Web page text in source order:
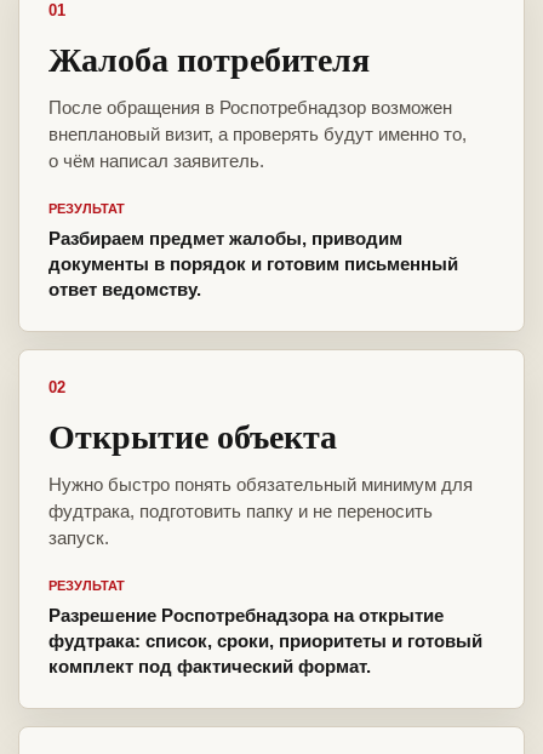
01
Жалоба потребителя
После обращения в Роспотребнадзор возможен
внеплановый визит, а проверять будут именно то,
о чём написал заявитель.
РЕЗУЛЬТАТ
Разбираем предмет жалобы, приводим
документы в порядок и готовим письменный
ответ ведомству.
02
Открытие объекта
Нужно быстро понять обязательный минимум для
фудтрака, подготовить папку и не переносить
запуск.
РЕЗУЛЬТАТ
Разрешение Роспотребнадзора на открытие
фудтрака: список, сроки, приоритеты и готовый
комплект под фактический формат.